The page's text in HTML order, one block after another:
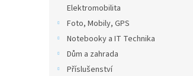
Elektromobilita
Foto, Mobily, GPS
Notebooky a IT Technika
Dům a zahrada
Příslušenství